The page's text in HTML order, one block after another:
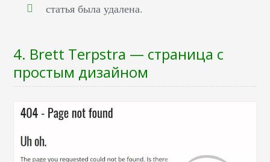
статья была удалена.
4. Brett Terpstra — страница с
простым дизайном